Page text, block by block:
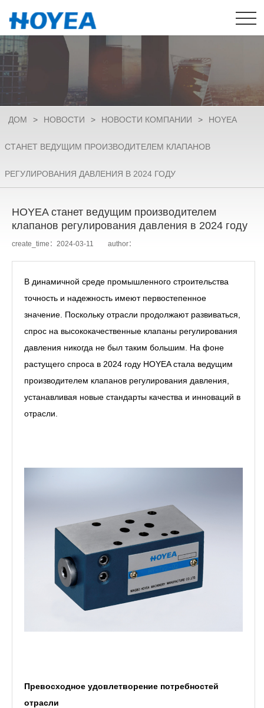
ДОМ > НОВОСТИ > НОВОСТИ КОМПАНИИ > HOYEA
СТАНЕТ ВЕДУЩИМ ПРОИЗВОДИТЕЛЕМ КЛАПАНОВ
РЕГУЛИРОВАНИЯ ДАВЛЕНИЯ В 2024 ГОДУ
HOYEA станет ведущим производителем
клапанов регулирования давления в 2024 году
create_time：2024-03-11 author：
В динамичной среде промышленного строительства
точность и надежность имеют первостепенное
значение. Поскольку отрасли продолжают развиваться,
спрос на высококачественные клапаны регулирования
давления никогда не был таким большим. На фоне
растущего спроса в 2024 году HOYEA стала ведущим
производителем клапанов регулирования давления,
устанавливая новые стандарты качества и инноваций в
отрасли.
Превосходное удовлетворение потребностей
отрасли